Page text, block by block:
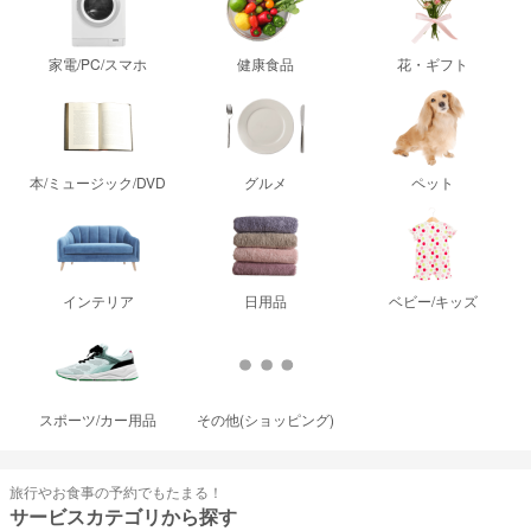
家電/PC/スマホ 健康食品 花・ギフト
本/ミュージック/DVD グルメ ペット
インテリア 日用品 ベビー/キッズ
スポーツ/カー用品 その他(ショッピング)
旅行やお食事の予約でもたまる！
サービスカテゴリから探す